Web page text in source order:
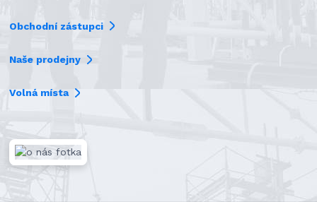
Obchodní zástupci
Naše prodejny
Volná místa